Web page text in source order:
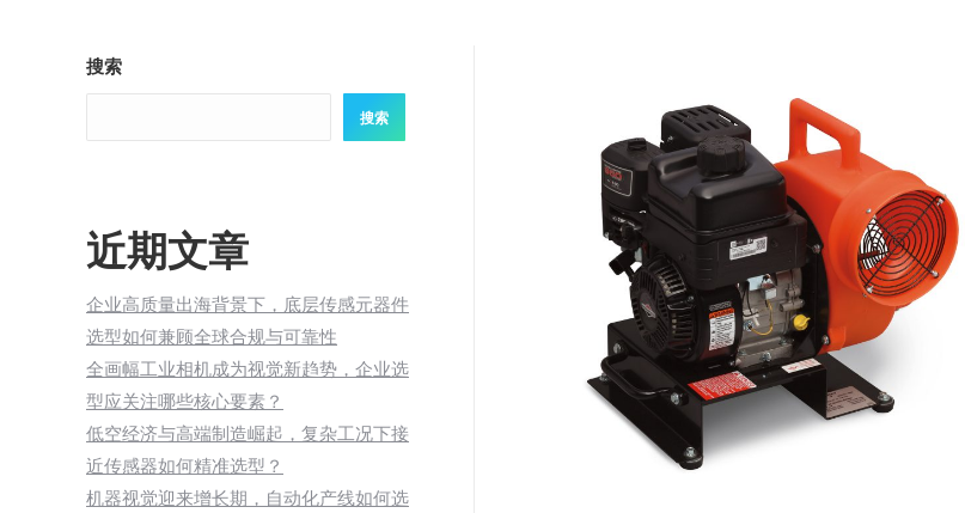
搜索
搜索
近期文章
企业高质量出海背景下，底层传感元器件
选型如何兼顾全球合规与可靠性
全画幅工业相机成为视觉新趋势，企业选
型应关注哪些核心要素？
低空经济与高端制造崛起，复杂工况下接
近传感器如何精准选型？
机器视觉迎来增长期，自动化产线如何选